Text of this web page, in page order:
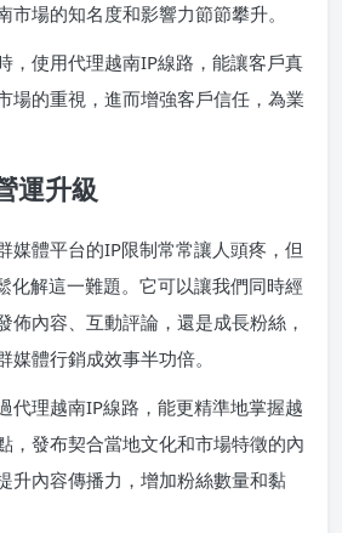
市場的知名度和影響力節節攀升。
，使用代理越南IP線路，能讓客戶真
場的重視，進而增強客戶信任，為業
運升級
媒體平台的IP限制常常讓人頭疼，但
化解這一難題。它可以讓我們同時經
佈內容、互動評論，還是成長粉絲，
體行銷成效事半功倍。
代理越南IP線路，能更精準地掌握越
，發布契合當地文化和市場特徵的內
升內容傳播力，增加粉絲數量和黏